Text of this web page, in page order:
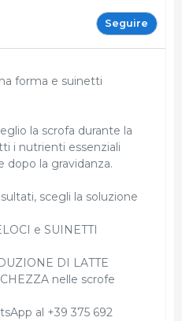
Seguire
forma e suinetti
la scrofa durante la
i nutrienti essenziali
dopo la gravidanza.
scegli la soluzione
e SUINETTI
DI LATTE
nelle scrofe
al +39 375 692